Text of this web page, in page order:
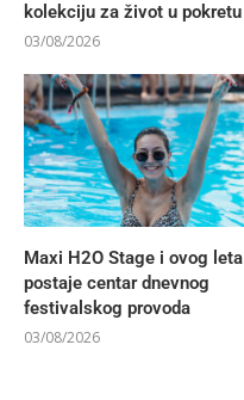
kolekciju za život u pokretu
03/08/2026
Maxi H2O Stage i ovog leta
postaje centar dnevnog
festivalskog provoda
03/08/2026